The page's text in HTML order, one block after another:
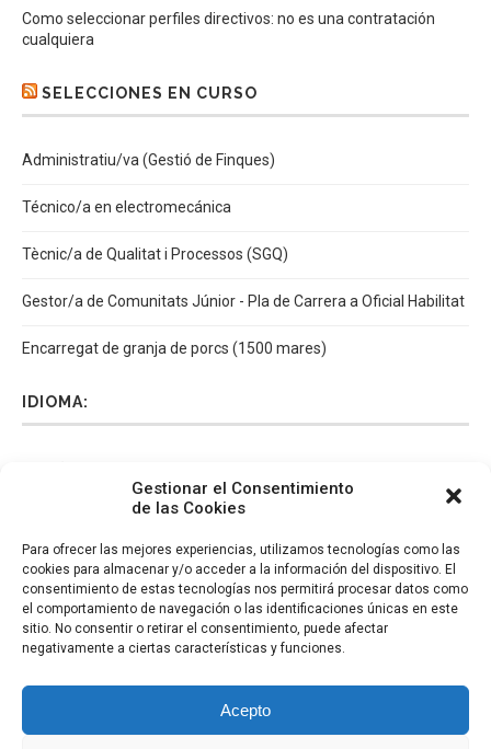
Gestionar el Consentimiento
de las Cookies
Para ofrecer las mejores experiencias, utilizamos tecnologías como las
cookies para almacenar y/o acceder a la información del dispositivo. El
consentimiento de estas tecnologías nos permitirá procesar datos como
el comportamiento de navegación o las identificaciones únicas en este
sitio. No consentir o retirar el consentimiento, puede afectar
negativamente a ciertas características y funciones.
Acepto
Como seleccionar perfiles directivos: no es una contratación
cualquiera
SELECCIONES EN CURSO
Administratiu/va (Gestió de Finques)
Técnico/a en electromecánica
Tècnic/a de Qualitat i Processos (SGQ)
Gestor/a de Comunitats Júnior - Pla de Carrera a Oficial Habilitat
Encarregat de granja de porcs (1500 mares)
IDIOMA: